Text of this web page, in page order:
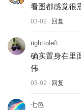
看图都感觉很
03-02 · 回复
righttoleft
确实置身在里
伟
03-02 · 回复
七色